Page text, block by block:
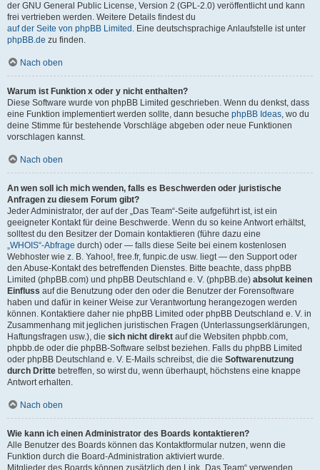
der GNU General Public License, Version 2 (GPL-2.0) veröffentlicht und kann
frei vertrieben werden. Weitere Details findest du
auf der Seite von phpBB Limited . Eine deutschsprachige Anlaufstelle ist unter
phpBB.de zu finden.
Nach oben
Warum ist Funktion x oder y nicht enthalten?
Diese Software wurde von phpBB Limited geschrieben. Wenn du denkst, dass
eine Funktion implementiert werden sollte, dann besuche phpBB Ideas, wo du
deine Stimme für bestehende Vorschläge abgeben oder neue Funktionen
vorschlagen kannst.
Nach oben
An wen soll ich mich wenden, falls es Beschwerden oder juristische
Anfragen zu diesem Forum gibt?
Jeder Administrator, der auf der „Das Team“-Seite aufgeführt ist, ist ein
geeigneter Kontakt für deine Beschwerde. Wenn du so keine Antwort erhältst,
solltest du den Besitzer der Domain kontaktieren (führe dazu eine
„WHOIS“-Abfrage durch) oder — falls diese Seite bei einem kostenlosen
Webhoster wie z. B. Yahoo!, free.fr, funpic.de usw. liegt — den Support oder
den Abuse-Kontakt des betreffenden Dienstes. Bitte beachte, dass phpBB
Limited (phpBB.com) und phpBB Deutschland e. V. (phpBB.de) absolut keinen
Einfluss auf die Benutzung oder den oder die Benutzer der Forensoftware
haben und dafür in keiner Weise zur Verantwortung herangezogen werden
können. Kontaktiere daher nie phpBB Limited oder phpBB Deutschland e. V. in
Zusammenhang mit jeglichen juristischen Fragen (Unterlassungserklärungen,
Haftungsfragen usw.), die sich nicht direkt auf die Websiten phpbb.com,
phpbb.de oder die phpBB-Software selbst beziehen. Falls du phpBB Limited
oder phpBB Deutschland e. V. E-Mails schreibst, die die Softwarenutzung
durch Dritte betreffen, so wirst du, wenn überhaupt, höchstens eine knappe
Antwort erhalten.
Nach oben
Wie kann ich einen Administrator des Boards kontaktieren?
Alle Benutzer des Boards können das Kontaktformular nutzen, wenn die
Funktion durch die Board-Administration aktiviert wurde.
Mitglieder des Boards können zusätzlich den Link „Das Team“ verwenden.